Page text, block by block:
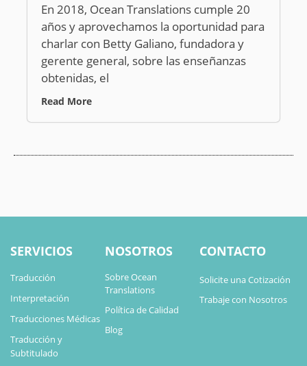
En 2018, Ocean Translations cumple 20
años y aprovechamos la oportunidad para
charlar con Betty Galiano, fundadora y
gerente general, sobre las enseñanzas
obtenidas, el
Read More
SERVICIOS
Traducción
Interpretación
Traducciones Médicas
Traducción y
Subtitulado
NOSOTROS
Sobre Ocean
Translations
Política de Calidad
Blog
CONTACTO
Solicite una Cotización
Trabaje con Nosotros